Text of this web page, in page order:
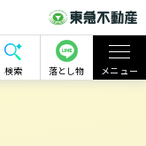
検索 落とし物 メニュー